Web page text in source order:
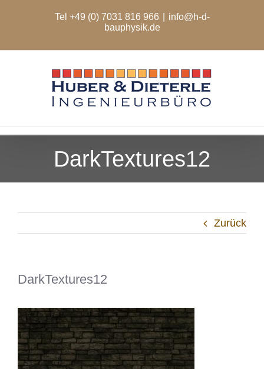
Tel +49 (0) 7031 816 966
info@h-d-
bauphysik.de
DarkTextures12
Zurück
DarkTextures12